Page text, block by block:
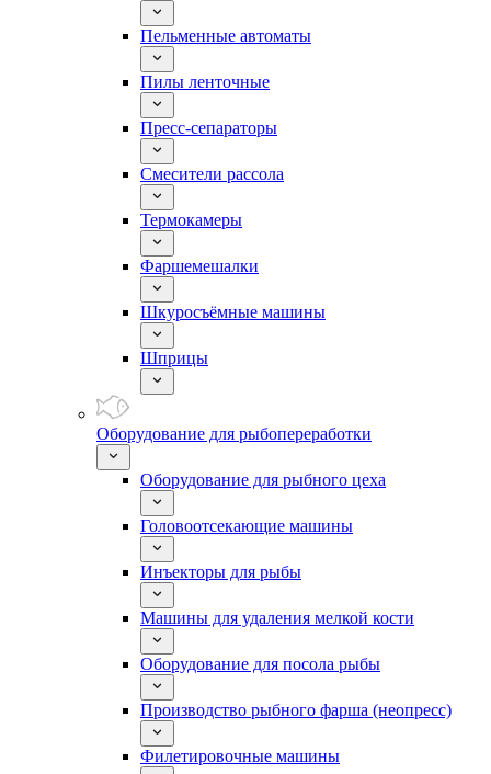
Пельменные автоматы
Пилы ленточные
Пресс-сепараторы
Смесители рассола
Термокамеры
Фаршемешалки
Шкуросъёмные машины
Шприцы
Оборудование для рыбопереработки
Оборудование для рыбного цеха
Головоотсекающие машины
Инъекторы для рыбы
Машины для удаления мелкой кости
Оборудование для посола рыбы
Производство рыбного фарша (неопресс)
Филетировочные машины